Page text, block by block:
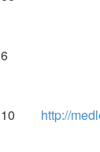
6
10 http://